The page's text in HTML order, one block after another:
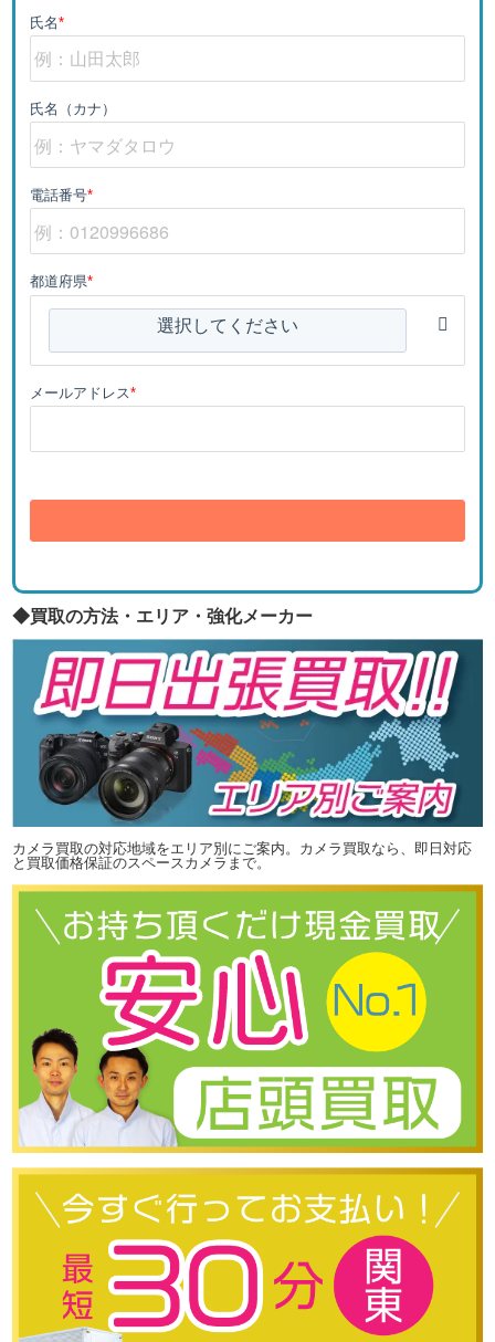
氏名*
氏名（カナ）
電話番号*
都道府県*
選択してください
メールアドレス*
◆買取の方法・エリア・強化メーカー
カメラ買取の対応地域をエリア別にご案内。カメラ買取なら、即日対応
と買取価格保証のスペースカメラまで。